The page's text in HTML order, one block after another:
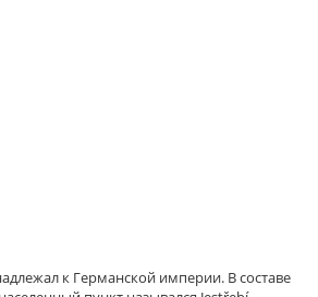
к Германской империи. В составе